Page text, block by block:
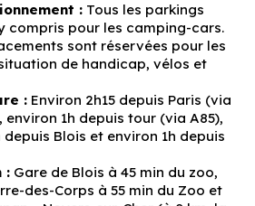
: Tous les parkings
compris pour les camping-cars.
sont réservées pour les
de handicap, vélos et
: Environ 2h15 depuis Paris (via
, environ 1h depuis tour (via A85),
depuis Blois et environ 1h depuis
: Gare de Blois à 45 min du zoo,
des-Corps à 55 min du Zoo et